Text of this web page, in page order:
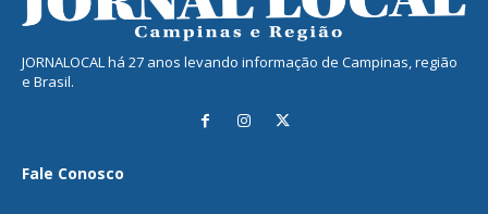
JORNALOCAL há 27 anos levando informação de Campinas, região
e Brasil.
Fale Conosco